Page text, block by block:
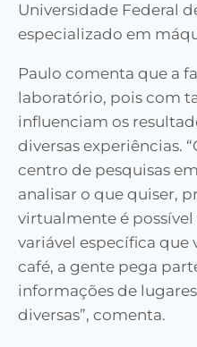
Universidade Federal
especializado em
Paulo comenta que a
laboratório, pois com
influenciam os
diversas experiências.
centro de pesquisas
analisar o que quiser,
virtualmente é
variável específica que
café, a gente pega
informações de
diversas”, comenta.